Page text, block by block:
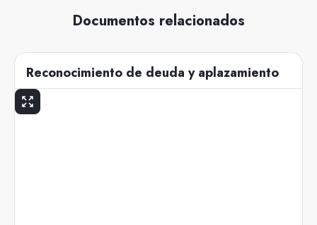
Documentos relacionados
Reconocimiento de deuda y aplazamiento